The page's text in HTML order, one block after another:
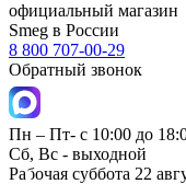
официальный магазин
Smeg в России
8 800 707-00-29
Обратный звонок
Пн – Пт- с 10:00 до
Сб, Вс - выходной
Рабочая суббота 22